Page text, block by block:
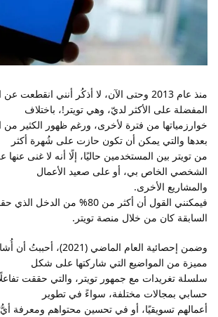
منذ عام 2013 وحتى الآن، لا أذكُر أنني
المفضلة على الأكثر لديّ، وهي تويتر!، باختلاف
خوارزمياتها من فترة لأخرى، ورغم ظهور الكثير من
بعدها والتي يمكن أن تكون حازت على شُهرة أكثر
من تويتر بين المستخدمين حاليًا، إلًا أنه لا غنى عنها
الشخصي الخاص بي، أو على صعيد الأعمال
والمشاريع الأخرى.
فيمكنني القول أن أكثر من 80% من
السابقة كان من خلال منصة تويتر.
وضمن إحصائية العام
مميزة من المواضيع التي شاركتها على شكل
سلسلة تغريدات مع جمهور تويتر، والتي حققت
حسابي بمجالات مختلفة، سواءً في تطوير
أعمالهم تسويقيًا، أو في تحسين محتواهم ومعرفة